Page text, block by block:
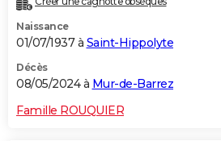
Naissance
01/07/1937 à Saint-Hippolyte
Décès
08/05/2024 à Mur-de-Barrez
Famille ROUQUIER